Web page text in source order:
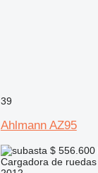
39
Ahlmann AZ95
$ 556.600
Cargadora de ruedas